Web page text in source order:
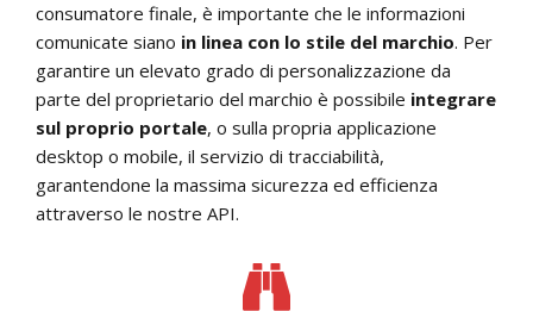
consumatore finale, è importante che le informazioni
comunicate siano in linea con lo stile del marchio. Per
garantire un elevato grado di personalizzazione da
parte del proprietario del marchio è possibile integrare
sul proprio portale, o sulla propria applicazione
desktop o mobile, il servizio di tracciabilità,
garantendone la massima sicurezza ed efficienza
attraverso le nostre API.